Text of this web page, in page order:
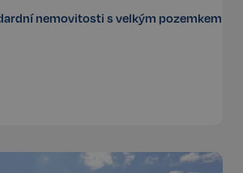
nemovitosti s velkým pozemkem